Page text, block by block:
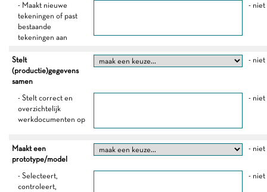
- Maakt nieuwe
tekeningen of past
bestaande
tekeningen aan
- niet
Stelt
(productie)gegevens
samen
- niet
- Stelt correct en
overzichtelijk
werkdocumenten op
- niet
Maakt een
prototype/model
- niet
- Selecteert,
controleert,
- niet